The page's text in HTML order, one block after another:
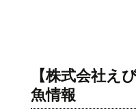
【株式会社え
魚情報